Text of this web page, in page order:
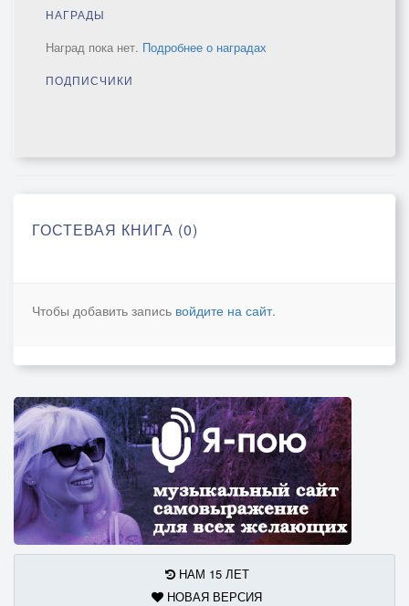
НАГРАДЫ
Наград пока нет. Подробнее о наградах
ПОДПИСЧИКИ
ГОСТЕВАЯ КНИГА (0)
Чтобы добавить запись войдите на сайт.
НАМ 15 ЛЕТ
НОВАЯ ВЕРСИЯ